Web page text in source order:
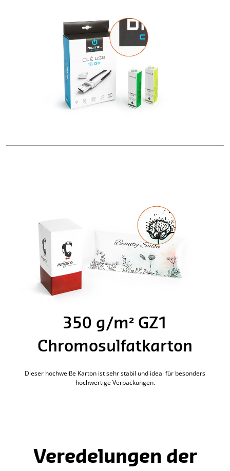
350 g/m² GZ1
Chromosulfatkarton
Dieser hochweiße Karton ist sehr stabil und ideal für besonders
hochwertige Verpackungen.
Veredelungen der